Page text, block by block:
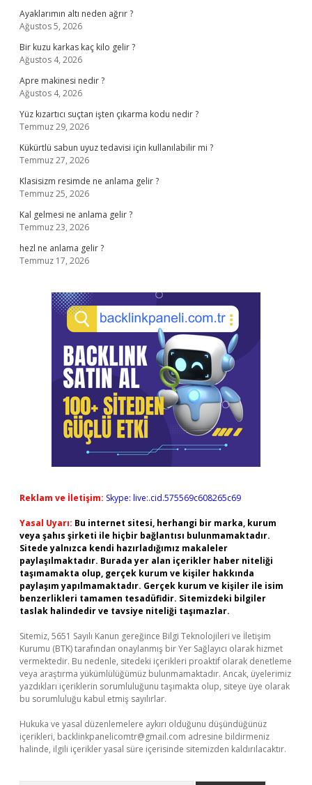
Ayaklarımın altı neden ağrır ?
Ağustos 5, 2026
Bir kuzu karkas kaç kilo gelir ?
Ağustos 4, 2026
Apre makinesi nedir ?
Ağustos 4, 2026
Yüz kızartıcı suçtan işten çıkarma kodu nedir ?
Temmuz 29, 2026
Kükürtlü sabun uyuz tedavisi için kullanılabilir mi ?
Temmuz 27, 2026
Klasisizm resimde ne anlama gelir ?
Temmuz 25, 2026
Kal gelmesi ne anlama gelir ?
Temmuz 23, 2026
hezl ne anlama gelir ?
Temmuz 17, 2026
Reklam ve İletişim: Skype: live:.cid.575569c608265c69
Yasal Uyarı: Bu internet sitesi, herhangi bir marka, kurum
veya şahıs şirketi ile hiçbir bağlantısı bulunmamaktadır.
Sitede yalnızca kendi hazırladığımız makaleler
paylaşılmaktadır. Burada yer alan içerikler haber niteliği
taşımamakta olup, gerçek kurum ve kişiler hakkında
paylaşım yapılmamaktadır. Gerçek kurum ve kişiler ile isim
benzerlikleri tamamen tesadüfidir. Sitemizdeki bilgiler
taslak halindedir ve tavsiye niteliği taşımazlar.
Sitemiz, 5651 Sayılı Kanun gereğince Bilgi Teknolojileri ve İletişim
Kurumu (BTK) tarafından onaylanmış bir Yer Sağlayıcı olarak hizmet
vermektedir. Bu nedenle, sitedeki içerikleri proaktif olarak denetleme
veya araştırma yükümlülüğümüz bulunmamaktadır. Ancak, üyelerimiz
yazdıkları içeriklerin sorumluluğunu taşımakta olup, siteye üye olarak
bu sorumluluğu kabul etmiş sayılırlar.
Hukuka ve yasal düzenlemelere aykırı olduğunu düşündüğünüz
içerikleri, backlinkpanelicomtr@gmail.com adresine bildirmeniz
halinde, ilgili içerikler yasal süre içerisinde sitemizden kaldırılacaktır.